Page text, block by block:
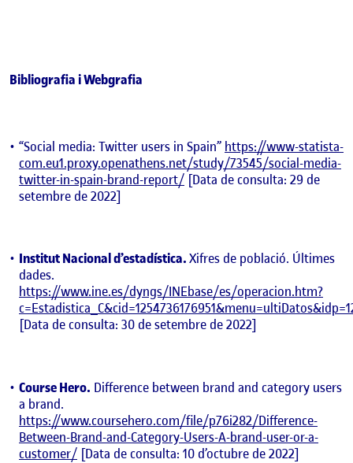
Bibliografia i Webgrafia
“Social media: Twitter users in Spain” https://www-statista-
com.eu1.proxy.openathens.net/study/73545/social-media-
twitter-in-spain-brand-report/ [Data de consulta: 29 de
setembre de 2022]
Institut Nacional d’estadística.Xifres de població. Últimes
dades.
https://www.ine.es/dyngs/INEbase/es/operacion.htm?
[Data de consulta: 30 de setembre de 2022]
Course Hero. Difference between brand and category users
a brand.
https://www.coursehero.com/file/p76i282/Difference-
Between-Brand-and-Category-Users-A-brand-user-or-a-
customer/ [Data de consulta: 10 d’octubre de 2022]